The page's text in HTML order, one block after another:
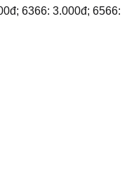
6366: 3.000đ; 6566: